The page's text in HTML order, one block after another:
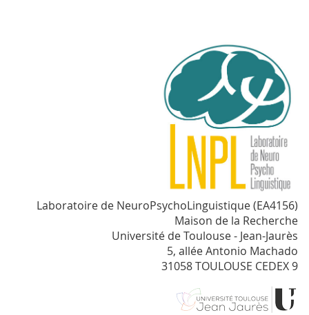
Laboratoire de NeuroPsychoLinguistique (EA4156)
Maison de la Recherche
Université de Toulouse - Jean-Jaurès
5, allée Antonio Machado
31058 TOULOUSE CEDEX 9